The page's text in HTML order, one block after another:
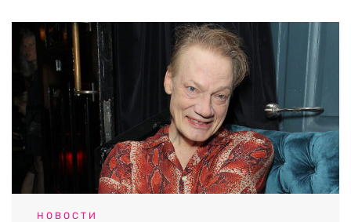
НОВОСТИ